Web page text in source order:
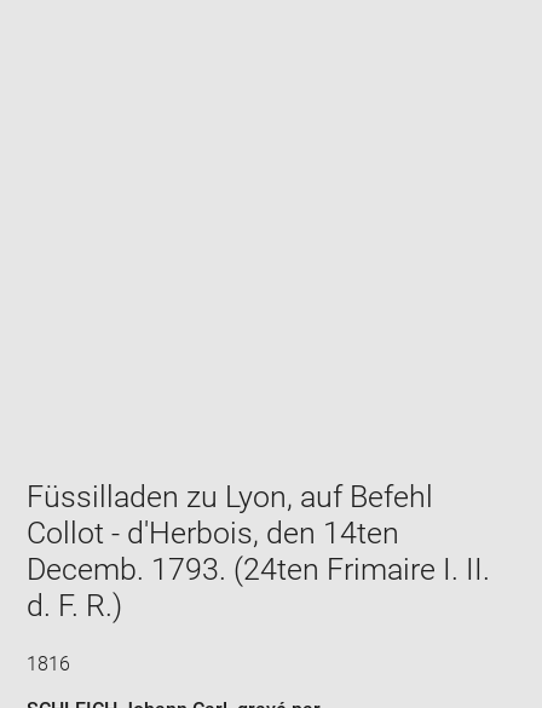
window
Füssilladen zu Lyon, auf Befehl
Collot - d'Herbois, den 14ten
Decemb. 1793. (24ten Frimaire I. II.
d. F. R.)
1816